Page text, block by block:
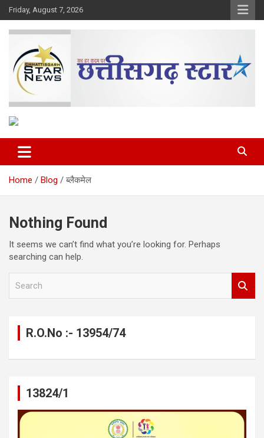
Skip
to
content
Friday, August 7, 2026
Chhattisgarh Star
Home Blog ब्लैकमेल
Nothing Found
It seems we can’t find what you’re looking for. Perhaps
searching can help.
R.O.No :- 13954/74
13824/1